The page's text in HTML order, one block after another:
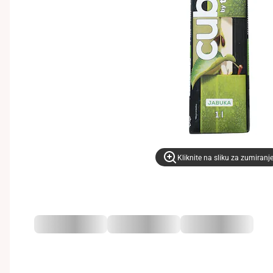
Kliknite na sliku za zumiranje